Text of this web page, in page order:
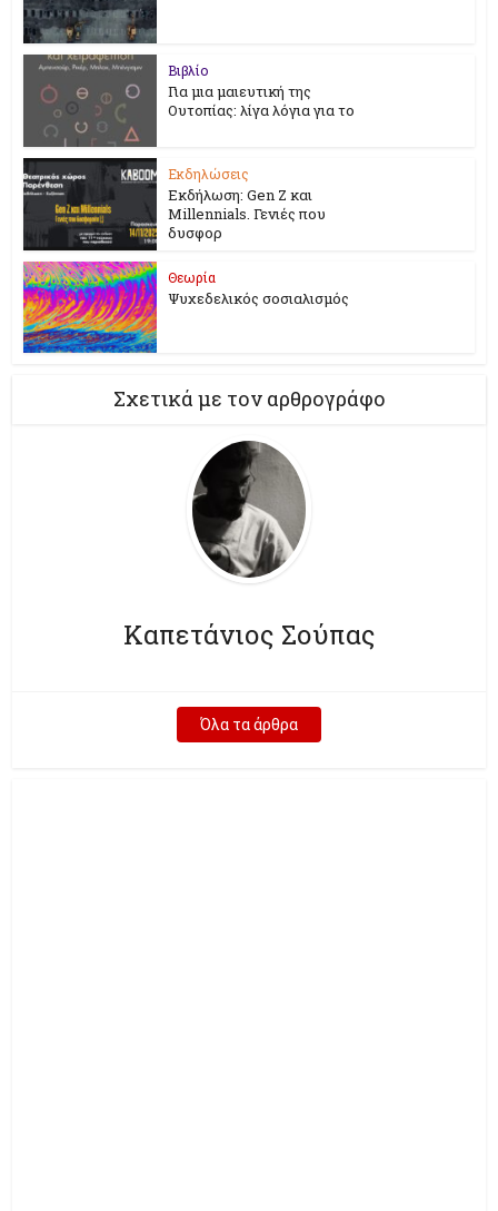
Βιβλίο
Για μια μαιευτική της
Ουτοπίας: λίγα λόγια για το
Εκδηλώσεις
Εκδήλωση: Gen Z και
Millennials. Γενιές που
δυσφορ
Θεωρία
Ψυχεδελικός σοσιαλισμός
Σχετικά με τον αρθρογράφο
Καπετάνιος Σούπας
Όλα τα άρθρα